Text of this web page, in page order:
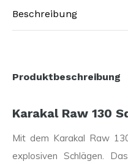
Beschreibung
Produktbeschreibung
Karakal Raw 130
Mit dem Karakal Raw
explosiven Schlägen.